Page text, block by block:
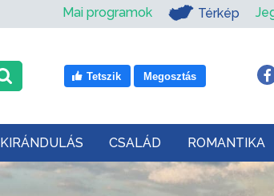
Mai programok Térkép
Tetszik Megosztás
KIRÁNDULÁS CSALÁD ROMANTIKA